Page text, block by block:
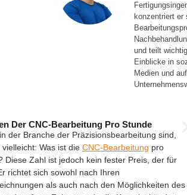
konzentriert er
und teilt
Einblicke in
Medien und
Der CNC-Bearbeitung Pro Stunde
der Branche der Präzisionsbearbeitung sind,
Was ist die CNC-Bearbeitung pro
Diese Zahl ist jedoch kein fester Preis, der für
richtet sich sowohl nach Ihren
als auch nach den Möglichkeiten des